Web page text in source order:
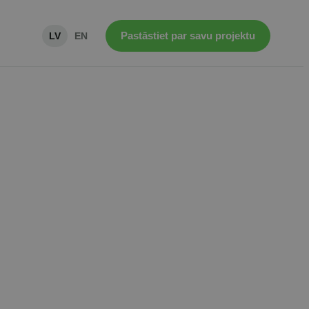
LV EN Pastāstiet par savu projektu